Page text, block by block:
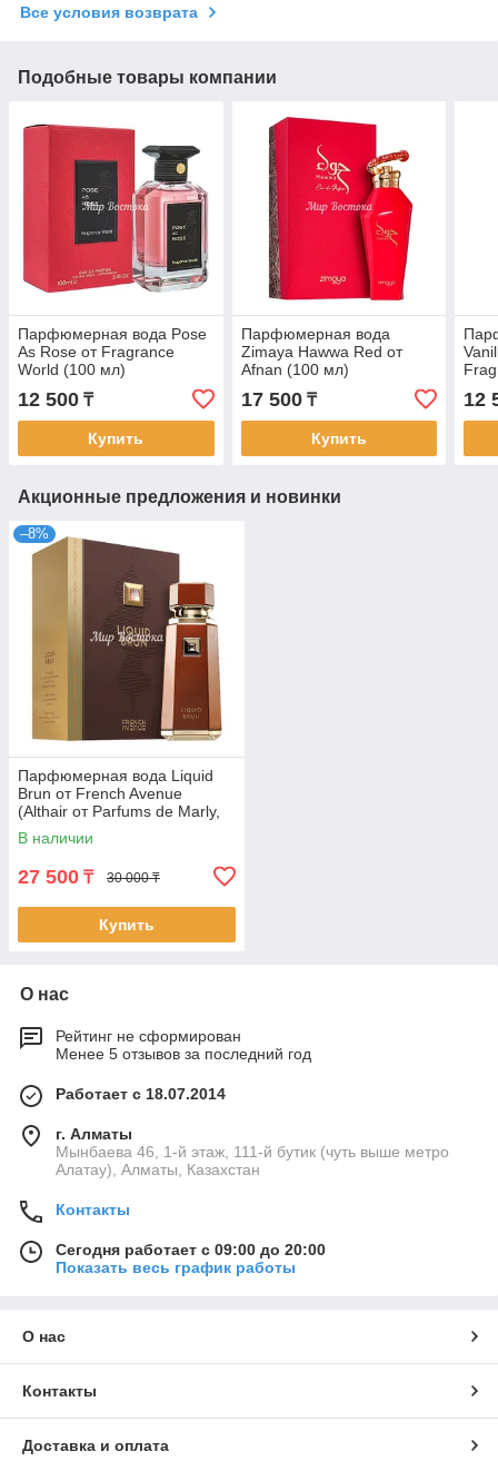
Все условия возврата
Подобные товары компании
Парфюмерная вода Pose
As Rose от Fragrance
World (100 мл)
12 500 ₸
Купить
Парфюмерная вода
Zimaya Hawwa Red от
Afnan (100 мл)
17 500₸
Купить
12
Акционные предложения и новинки
–8%
Парфюмерная вода Liquid
Brun от French Avenue
(Althair от Parfums de Marly,
100 мл)
В наличии
27 500 ₸ 30 000 ₸
Купить
О нас
Рейтинг не сформирован
Менее 5 отзывов за последний год
Работает с 18.07.2014
г. Алматы
Мынбаева 46, 1-й этаж, 111-й бутик (чуть выше метро
Алатау), Алматы, Казахстан
Контакты
Сегодня работает с 09:00 до 20:00
Показать весь график работы
О нас
Контакты
Доставка и оплата